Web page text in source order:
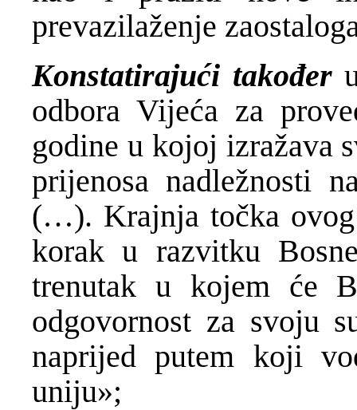
prevazilaženje
Konstatirajući također
odbora Vijeća za
godine u kojoj izražava
prijenosa nadležnosti
(…). Krajnja točka ovog
korak u razvitku
trenutak u kojem će
odgovornost za svoju
naprijed putem koji
uniju»;